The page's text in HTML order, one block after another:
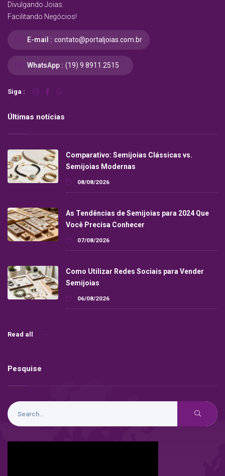
Divulgando Joias.
Facilitando Negócios!
E-mail : contato@portaljoias.com.br
WhatsApp : (19) 9 8911.2515
Siga :
Últimas notícias
Comparativo: Semijoias Clássicas vs.
Semijoias Modernas
08/08/2026
As Tendências de Semijoias para 2024 Que
Você Precisa Conhecer
07/08/2026
Como Utilizar Redes Sociais para Vender
Semijoias
06/08/2026
Read all
Pesquise